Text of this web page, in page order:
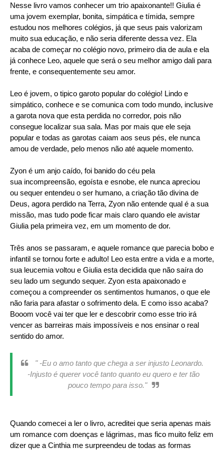
Nesse livro vamos conhecer um trio apaixonante!! Giulia é
uma jovem exemplar, bonita, simpática e tímida, sempre
estudou nos melhores colégios, já que seus pais valorizam
muito sua educação, e não seria diferente dessa vez. Ela
acaba de começar no colégio novo, primeiro dia de aula e ela
já conhece Leo, aquele que será o seu melhor amigo dali para
frente, e consequentemente seu amor.
Leo é jovem, o tipico garoto popular do colégio! Lindo e
simpático, conhece e se comunica com todo mundo, inclusive
a garota nova que esta perdida no corredor, pois não
consegue localizar sua sala. Mas por mais que ele seja
popular e todas as garotas caiam aos seus pés, ele nunca
amou de verdade, pelo menos não até aquele momento.
Zyon é um anjo caído, foi banido do céu pela
sua incompreensão, egoísta e esnobe, ele nunca apreciou
ou sequer entendeu o ser humano, a criação tão divina de
Deus, agora perdido na Terra, Zyon não entende qual é a sua
missão, mas tudo pode ficar mais claro quando ele avistar
Giulia pela primeira vez, em um momento de dor.
Três anos se passaram, e aquele romance que parecia bobo e
infantil se tornou forte e adulto! Leo esta entre a vida e a morte,
sua leucemia voltou e Giulia esta decidida que não saíra do
seu lado um segundo sequer. Zyon esta apaixonado e
começou a compreender os sentimentos humanos, o que ele
não faria para afastar o sofrimento dela. E como isso acaba?
Booom você vai ter que ler e descobrir como esse trio irá
vencer as barreiras mais impossíveis e nos ensinar o real
sentido do amor.
" -Eu o amo tanto que chega a ser injusto Leonardo.
-Injusto é querer você tanto quanto eu quero e ter tão
pouco tempo para isso."
Quando comecei a ler o livro, acreditei que seria apenas mais
um romance com doenças e lágrimas, mas fico muito feliz em
dizer que a Cinthia me surpreendeu de todas as formas